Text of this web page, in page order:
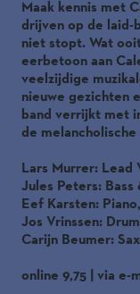
Maak kennis met
drijven op de laid-
niet stopt. Wat
eerbetoon aan
veelzijdige
nieuwe gezichten
band verrijkt met
de
Lars Murrer: Lead
Jules Peters: Bass
Eef Karsten:
Jos Vrinssen:
Carijn Beumer:
online 9,75 | via e-